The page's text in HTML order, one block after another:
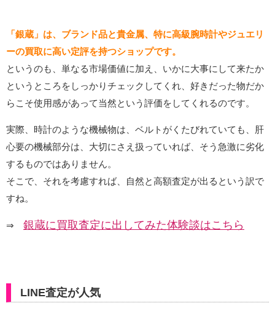
「銀蔵」は、ブランド品と貴金属、特に高級腕時計やジュエリ
ーの買取に高い定評を持つショップです。
というのも、単なる市場価値に加え、いかに大事にして来たか
というところをしっかりチェックしてくれ、好きだった物だか
らこそ使用感があって当然という評価をしてくれるのです。
実際、時計のような機械物は、ベルトがくたびれていても、肝
心要の機械部分は、大切にさえ扱っていれば、そう急激に劣化
するものではありません。
そこで、それを考慮すれば、自然と高額査定が出るという訳で
すね。
⇒ 銀蔵に買取査定に出してみた体験談はこちら
LINE査定が人気